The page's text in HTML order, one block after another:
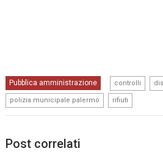
Pubblica amministrazione controlli
polizia municipale palermo rifiuti
Post correlati